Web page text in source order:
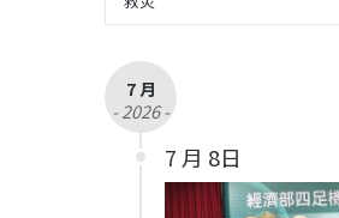
7 月
- 2026 -
7 月 8日